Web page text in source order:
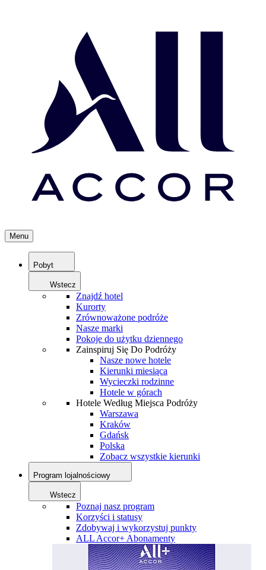
Menu
Pobyt
Wstecz
Znajdź hotel
Kurorty
Zrównoważone podróże
Nasze marki
Pokoje do użytku dziennego
Zainspiruj Się Do Podróży
Nasze nowe hotele
Kierunki miesiąca
Wycieczki rodzinne
Hotele w górach
Hotele Według Miejsca Podróży
Warszawa
Kraków
Gdańsk
Polska
Zobacz wszystkie kierunki
Program lojalnościowy
Wstecz
Poznaj nasz program
Korzyści i statusy
Zdobywaj i wykorzystuj punkty
ALL Accor+ Abonamenty